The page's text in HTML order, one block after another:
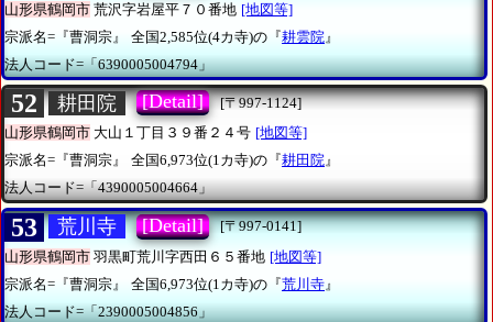
山形県鶴岡市 荒沢字岩屋平７０番地 [地図等]
宗派名=『曹洞宗』
全国2,585位(4カ寺)の『耕雲院』
法人コード=「6390005004794」
52 耕田院 [Detail]
[〒997-1124]
山形県鶴岡市 大山１丁目３９番２４号 [地図等]
宗派名=『曹洞宗』
全国6,973位(1カ寺)の『耕田院』
法人コード=「4390005004664」
53 荒川寺 [Detail]
[〒997-0141]
山形県鶴岡市 羽黒町荒川字西田６５番地 [地図等]
宗派名=『曹洞宗』
全国6,973位(1カ寺)の『荒川寺 』
法人コード=「2390005004856」